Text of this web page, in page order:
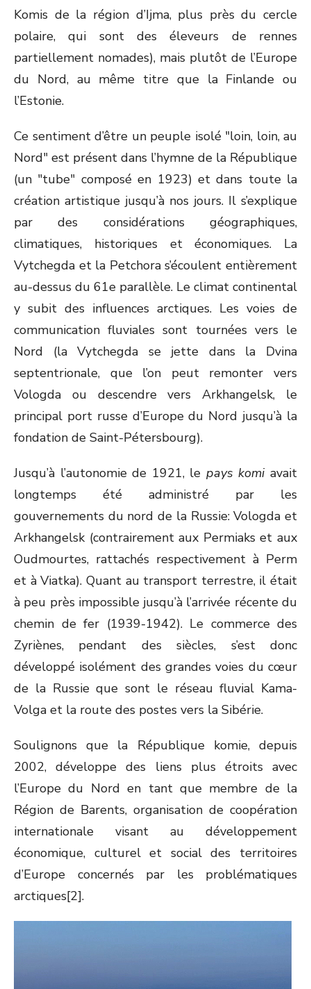
Komis de la région d’Ijma, plus près du cercle
polaire, qui sont des éleveurs de rennes
partiellement nomades), mais plutôt de l’Europe
du Nord, au même titre que la Finlande ou
l’Estonie.
Ce sentiment d’être un peuple isolé "loin, loin, au
Nord" est présent dans l’hymne de la République
(un "tube" composé en 1923) et dans toute la
création artistique jusqu’à nos jours. Il s’explique
par des considérations géographiques,
climatiques, historiques et économiques. La
Vytchegda et la Petchora s’écoulent entièrement
au-dessus du 61e parallèle. Le climat continental
y subit des influences arctiques. Les voies de
communication fluviales sont tournées vers le
Nord (la Vytchegda se jette dans la Dvina
septentrionale, que l’on peut remonter vers
Vologda ou descendre vers Arkhangelsk, le
principal port russe d’Europe du Nord jusqu’à la
fondation de Saint-Pétersbourg).
Jusqu’à l’autonomie de 1921, le pays komiavait
longtemps été administré par les
gouvernements du nord de la Russie: Vologda et
Arkhangelsk (contrairement aux Permiaks et aux
Oudmourtes, rattachés respectivement à Perm
et à Viatka). Quant au transport terrestre, il était
à peu près impossible jusqu’à l’arrivée récente du
chemin de fer (1939-1942). Le commerce des
Zyriènes, pendant des siècles, s’est donc
développé isolément des grandes voies du cœur
de la Russie que sont le réseau fluvial Kama-
Volga et la route des postes vers la Sibérie.
Soulignons que la République komie, depuis
2002, développe des liens plus étroits avec
l’Europe du Nord en tant que membre de la
Région de Barents, organisation de coopération
internationale visant au développement
économique, culturel et social des territoires
d’Europe concernés par les problématiques
arctiques[2].